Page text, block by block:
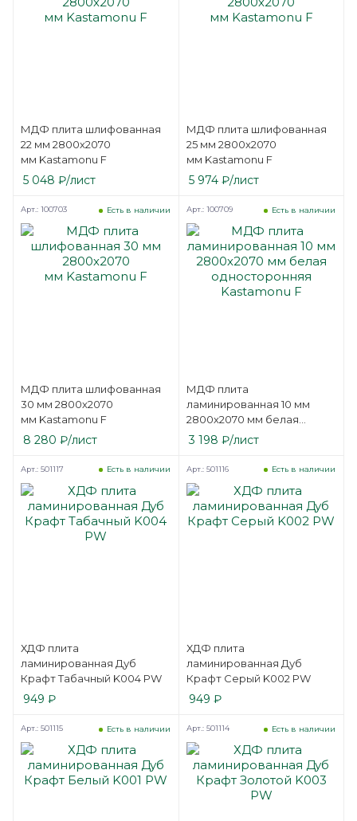
МДФ плита шлифованная
22 мм 2800х2070
мм Kastamonu F
5 048 ₽/лист
МДФ плита шлифованная
25 мм 2800х2070
мм Kastamonu F
5 974₽/лист
МДФ плита шлифованная
30 мм 2800х2070
мм Kastamonu F
Есть в наличии
Арт.: 100703
8 280 ₽/лист
МДФ плита
ламинированная 10 мм
2800х2070 мм белая
односторонняя Kastamonu
Есть в наличии
Арт.: 100709
3 198 ₽/лист
ХДФ плита
ламинированная Дуб
Крафт Табачный K004 PW
Есть в наличии
Арт.: 501117
949 ₽
ХДФ плита
ламинированная Дуб
Крафт Серый K002 PW
Есть в наличии
Арт.: 501116
949 ₽
Есть в наличии
Арт.: 501115 Есть в наличии
Арт.: 501114